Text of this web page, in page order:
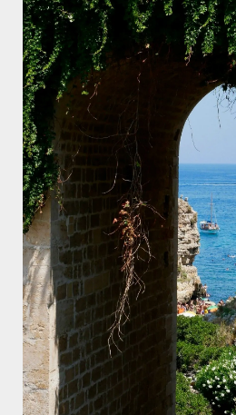
Selecciona una data
Els nostres experts et faran una
personalitzada de 30 minuts per
necessitats i assessorar-te amb
AGOST
DL. DT. DC. DJ.
03 04 06